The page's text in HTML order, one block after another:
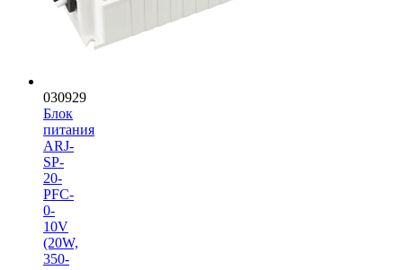
030929
Блок
питания
ARJ-
SP-
20-
PFC-
0-
10V
(20W,
350-